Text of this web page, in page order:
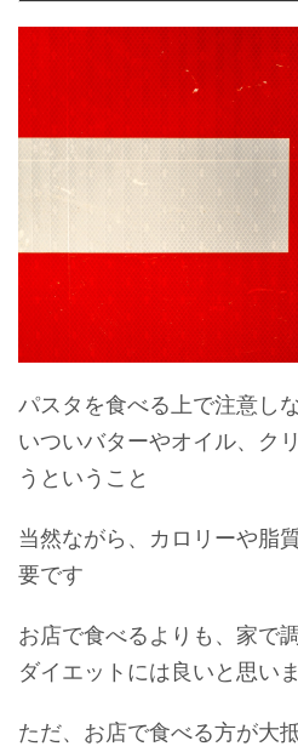
パスタを食べる上で注意し
いついバターやオイル、ク
うということ
当然ながら、カロリーや脂
要です
お店で食べるよりも、家で
ダイエットには良いと思い
ただ、お店で食べる方が大